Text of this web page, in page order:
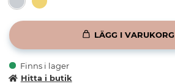
LÄGG I VARUKORG
Finns i lager
Hitta i butik